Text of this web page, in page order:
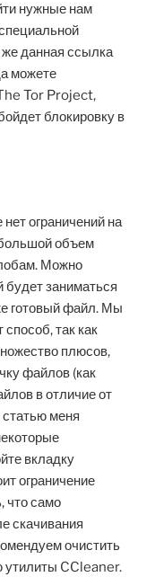
нужные нам
же данная ссылка
можете
Tor Project,
блокировку в
ограничений на
объем
Можно
будет заниматься
готовый файл. Мы
так как
плюсов,
файлов (как
в отличие от
статью меня
вкладку
ограничение
что само
скачивания
очистить
утилиты CCleaner.